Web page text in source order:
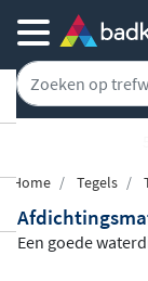
Home Tegels
Een goede